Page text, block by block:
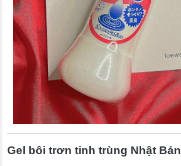
Gel bôi trơn tinh trùng Nhật Bản